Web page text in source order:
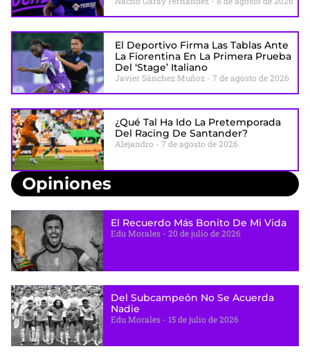
El Deportivo Firma Las Tablas Ante
La Fiorentina En La Primera Prueba
Del ‘stage’ Italiano
Javier Sánchez Muñoz 7 de agosto de 2026
¿Qué Tal Ha Ido La Pretemporada
Del Racing De Santander?
Alejandro 7 de agosto de 2026
Opiniones
El Recuerdo Más Bonito De Mi Vida
Edu Morales 20 de julio de 2026
Del Subcampeón No Se Acuerda
Nadie
Edu Morales 15 de julio de 2026